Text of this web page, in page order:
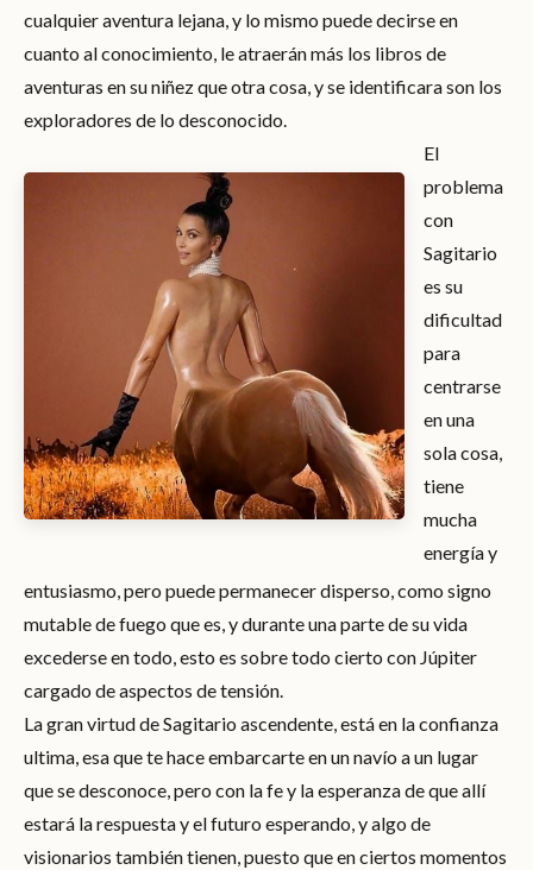
cualquier aventura lejana, y lo mismo puede decirse en
cuanto al conocimiento, le atraerán más los libros de
aventuras en su niñez que otra cosa, y se identificara son los
exploradores de lo desconocido.
El
problema
con
Sagitario
es su
dificultad
para
centrarse
en una
sola cosa,
tiene
mucha
energía y
entusiasmo, pero puede permanecer disperso, como signo
mutable de fuego que es, y durante una parte de su vida
excederse en todo, esto es sobre todo cierto con Júpiter
cargado de aspectos de tensión.
La gran virtud de Sagitario ascendente, está en la confianza
ultima, esa que te hace embarcarte en un navío a un lugar
que se desconoce, pero con la fe y la esperanza de que allí
estará la respuesta y el futuro esperando, y algo de
visionarios también tienen, puesto que en ciertos momentos